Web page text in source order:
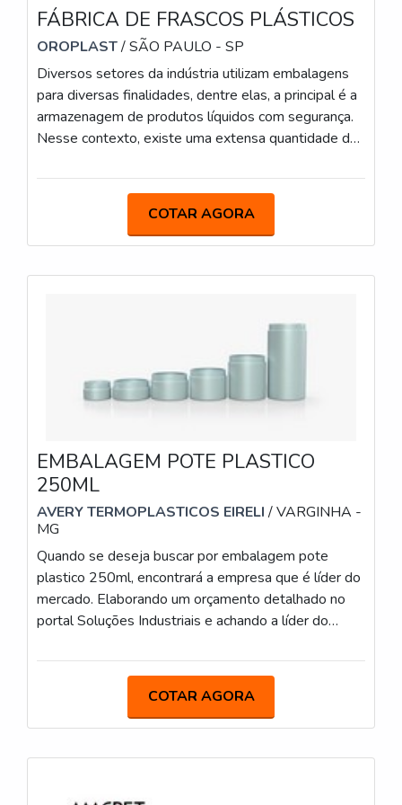
FÁBRICA DE FRASCOS PLÁSTICOS
OROPLAST/ SÃO PAULO - SP
Diversos setores da indústria utilizam embalagens
para diversas finalidades, dentre elas, a principal é a
armazenagem de produtos líquidos com segurança.
Nesse contexto, existe uma extensa quantidade de
fábrica de frascos plásticos. A variedade de
principalmente, em razão da vasta usabilidade do
produto nos mais variados setores da indústria.A
COTAR AGORA
EMBALAGEM POTE PLASTICO
250ML
AVERY TERMOPLASTICOS EIRELI/ VARGINHA -
MG
Quando se deseja buscar por embalagem pote
plastico 250ml, encontrará a empresa que é líder do
mercado. Elaborando um orçamento detalhado no
portal Soluções Industriais e achando a líder do
sempre ser adquirido com empresas especializadas
no segmento. Esse tipo de cuidado ajuda a garantir a
qualidade e durabilidade dos materiais, além de
evitar prejuízos com substituições frequentes de
COTAR AGORA